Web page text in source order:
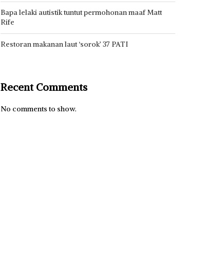
Bapa lelaki autistik tuntut permohonan maaf Matt
Rife
Restoran makanan laut ‘sorok’ 37 PATI
Recent Comments
No comments to show.